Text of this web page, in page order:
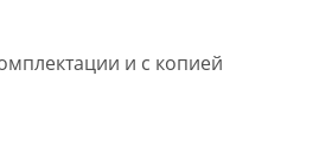
и с копией